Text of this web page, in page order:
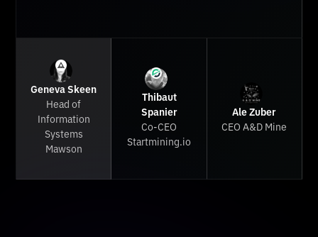
Geneva Skeen
Head of
Information
Systems
Mawson
Thibaut
Spanier
Co-CEO
Startmining.io
Ale Zuber
CEO A&D Mine